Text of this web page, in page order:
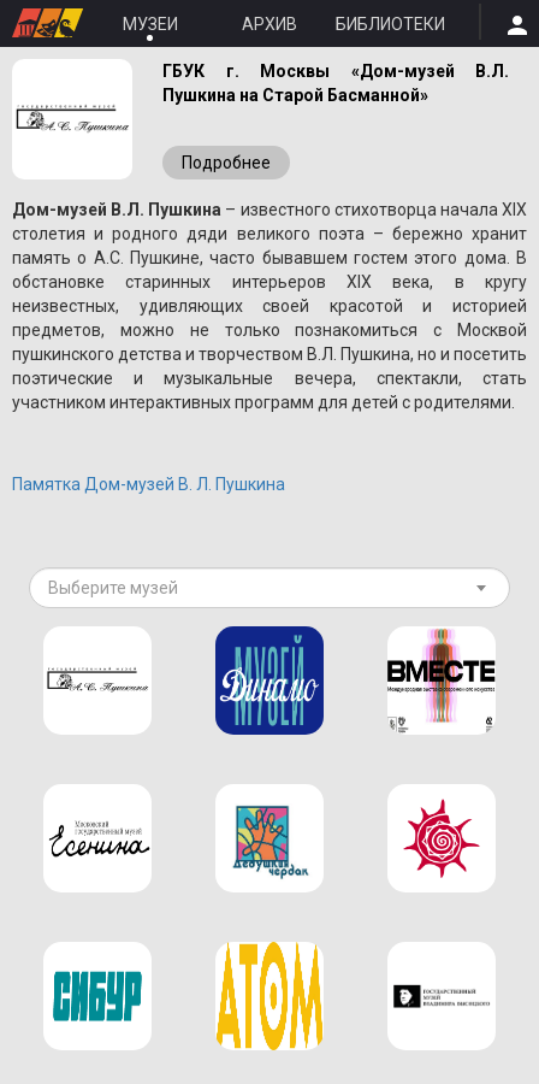
МУЗЕИ АРХИВ БИБЛИОТЕКИ
ГБУК г. Москвы «Дом-музей В.Л.
Пушкина на Старой Басманной»
Подробнее
Дом-музей В.Л. Пушкина – известного стихотворца начала XIX
столетия и родного дяди великого поэта – бережно хранит
память о A.С. Пушкине, часто бывавшем гостем этого дома. В
обстановке старинных интерьеров XIX века, в кругу
неизвестных, удивляющих своей красотой и историей
предметов, можно не только познакомиться с Москвой
пушкинского детства и творчеством В.Л. Пушкина, но и посетить
поэтические и музыкальные вечера, спектакли, стать
участником интерактивных программ для детей с родителями.
Памятка Дом-музей В. Л. Пушкина
Выберите музей